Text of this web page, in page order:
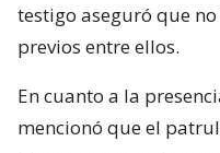
testigo aseguró que
previos entre ellos.
En cuanto a la
mencionó que el